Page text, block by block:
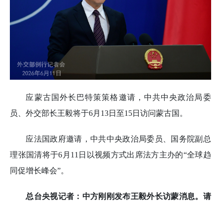
应蒙古国外长巴特策策格邀请，中共中央政治局委
员、外交部长王毅将于6月13日至15日访问蒙古国。
应法国政府邀请，中共中央政治局委员、国务院副总
理张国清将于6月11日以视频方式出席法方主办的“全球趋
同促增长峰会”。
总台央视记者：中方刚刚发布王毅外长访蒙消息。请